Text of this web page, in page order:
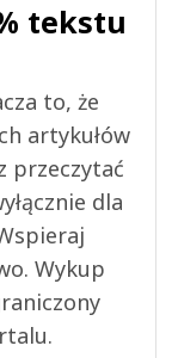
tekstu
to, że
artykułów
przeczytać
dla
Wykup